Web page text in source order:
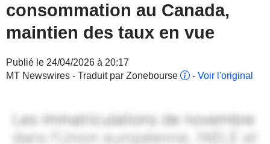
consommation au Canada,
maintien des taux en vue
Publié le 24/04/2026 à 20:17
MT Newswires - Traduit par Zonebourse
- Voir l'original